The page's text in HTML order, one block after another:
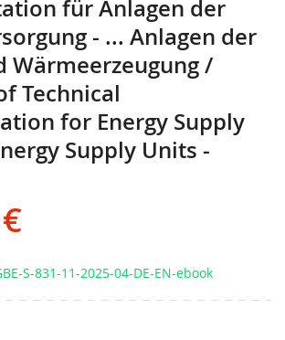
für Anlagen der
- ... Anlagen der
Wärmeerzeugung /
Technical
for Energy Supply
Supply Units -
S-831-11-2025-04-DE-EN-ebook